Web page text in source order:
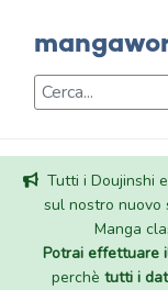
Tutti i Doujinshi
sul nostro nuovo
Manga
Potrai effettuare
perchè tutti i